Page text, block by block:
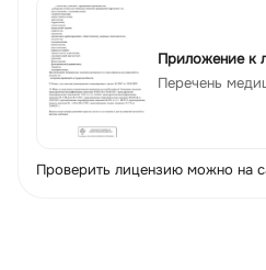
Приложение к
Перечень
Проверить лицензию можно на